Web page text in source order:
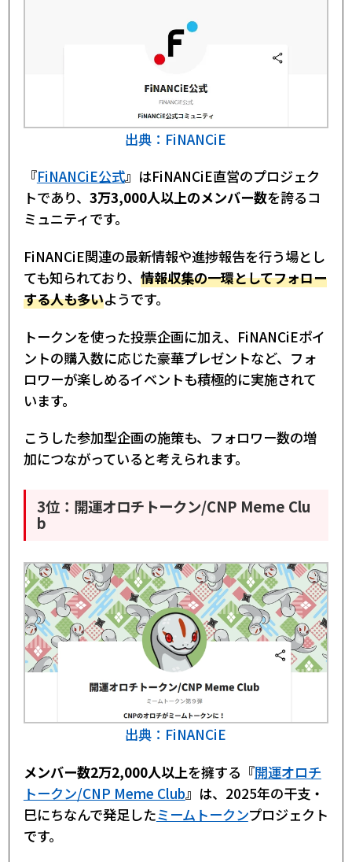
出典：FiNANCiE
『FiNANCiE公式』はFiNANCiE直営のプロジェク
トであり、 3万3,000人以上のメンバー数を誇るコ
ミュニティです。
FiNANCiE関連の最新情報や進捗報告を行う場とし
ても知られており、 情報収集の一環としてフォロー
する人も多いようです。
トークンを使った投票企画に加え、FiNANCiEポイ
ントの購入数に応じた豪華プレゼントなど、フォ
ロワーが楽しめるイベントも積極的に実施されて
います。
こうした参加型企画の施策も、フォロワー数の増
加につながっていると考えられます。
3位：開運オロチトークン/CNP Meme Clu
b
出典：FiNANCiE
メンバー数2万2,000人以上を擁する『開運オロチ
トークン/CNP Meme Club』は、2025年の干支・
巳にちなんで発足したミームトークンプロジェクト
です。